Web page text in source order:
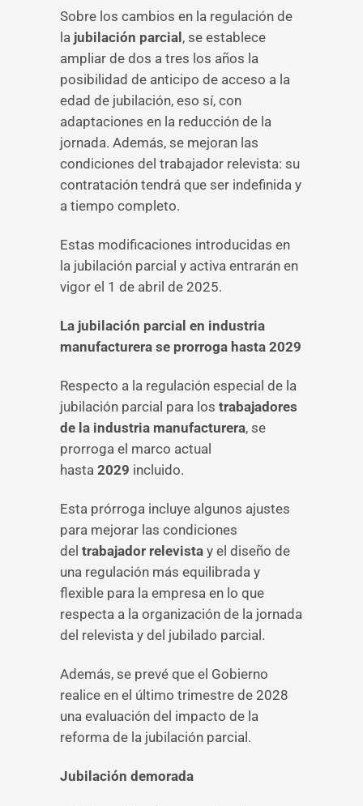
Sobre los cambios en la regulación de
la jubilación parcial , se establece
ampliar de dos a tres los años la
posibilidad de anticipo de acceso a la
edad de jubilación, eso sí, con
adaptaciones en la reducción de la
jornada. Además, se mejoran las
condiciones del trabajador relevista: su
contratación tendrá que ser indefinida y
a tiempo completo.
Estas modificaciones introducidas en
la jubilación parcial y activa entrarán en
vigor el 1 de abril de 2025.
La jubilación parcial en industria
manufacturera se prorroga hasta 2029
Respecto a la regulación especial de la
jubilación parcial para los trabajadores
de la industria manufacturera, se
prorroga el marco actual
hasta 2029 incluido.
Esta prórroga incluye algunos ajustes
para mejorar las condiciones
del trabajador relevista y el diseño de
una regulación más equilibrada y
flexible para la empresa en lo que
respecta a la organización de la jornada
del relevista y del jubilado parcial.
Además, se prevé que el Gobierno
realice en el último trimestre de 2028
una evaluación del impacto de la
reforma de la jubilación parcial.
Jubilación demorada